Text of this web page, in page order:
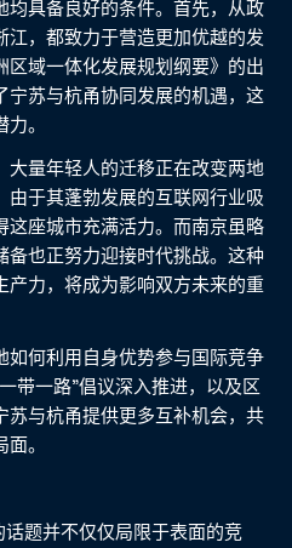
均具备良好的条件。首先，从政
，都致力于营造更加优越的发
区域一体化发展规划纲要》的出
宁苏与杭甬协同发展的机遇，这
。
大量年轻人的迁移正在改变两地
由于其蓬勃发展的互联网行业吸
这座城市充满活力。而南京虽略
备也正努力迎接时代挑战。这种
产力，将成为影响双方未来的重
如何利用自身优势参与国际竞争
带一路”倡议深入推进，以及区
苏与杭甬提供更多互补机会，共
。
题并不仅仅局限于表面的竞